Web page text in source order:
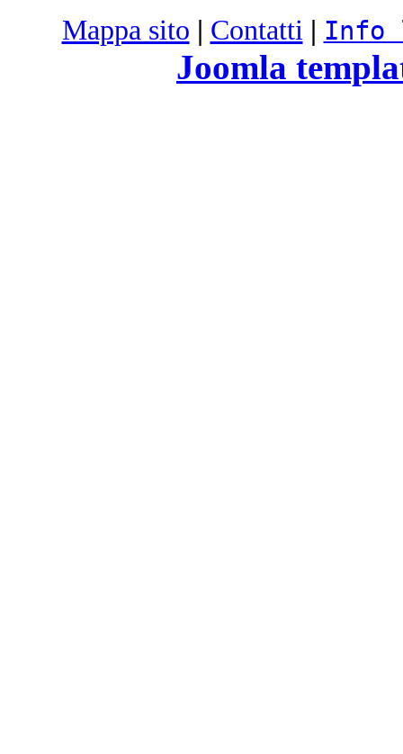
Mappa sito | Contatti | Info
Joomla